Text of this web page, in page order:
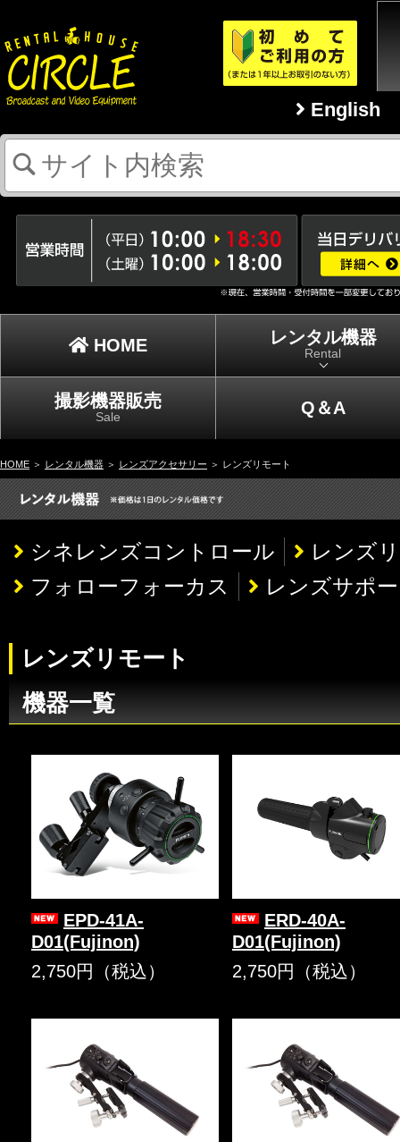
English
HOME レンタル機器
Rental
撮影機器販売
Sale Q＆A
HOME ＞ レンタル機器 ＞ レンズアクセサリー ＞ レンズリモート
シネレンズコントロール
レンズ
フォローフォーカス
レンズサポ
レンズリモート
機器一覧
EPD-41A-
D01(Fujinon)
2,750円（税込）
ERD-40A-
D01(Fujinon)
2,750円（税込）